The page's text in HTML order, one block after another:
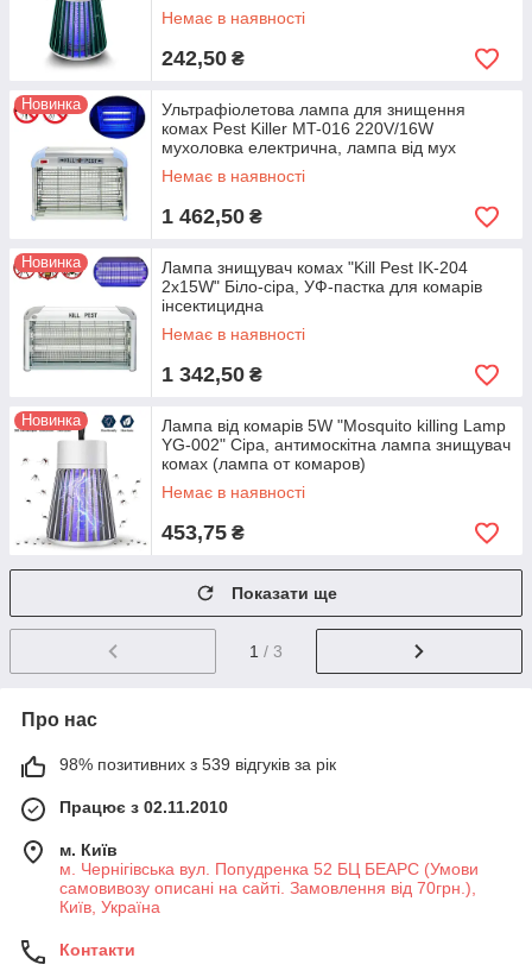
Немає в наявності
242,50 ₴
Новинка
Ультрафіолетова лампа для знищення
комах Pest Killer MT-016 220V/16W
мухоловка електрична, лампа від мух
Немає в наявності
1 462,50 ₴
Новинка
Лампа знищувач комах "Kill Pest IK-204
2х15W" Біло-сіра, УФ-пастка для комарів
інсектицидна
Немає в наявності
1 342,50 ₴
Новинка
Лампа від комарів 5W "Mosquito killing Lamp
YG-002" Сіра, антимоскітна лампа знищувач
комах (лампа от комаров)
Немає в наявності
453,75 ₴
Показати ще
1 / 3
Про нас
98% позитивних з 539 відгуків за рік
Працює з 02.11.2010
м. Київ
м. Чернігівська вул. Попудренка 52 БЦ БЕАРС (Умови
самовивозу описані на сайті. Замовлення від 70грн.),
Київ, Україна
Контакти